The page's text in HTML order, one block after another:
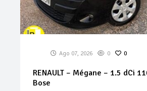
Ago 07, 2026 0 0
BMW – X1 – sDrive16d